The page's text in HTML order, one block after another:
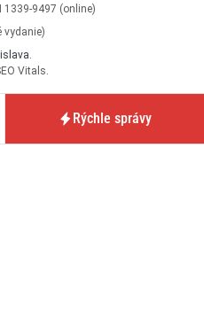
1339-9497 (online)
vydanie)
Vitals
Rýchle správy